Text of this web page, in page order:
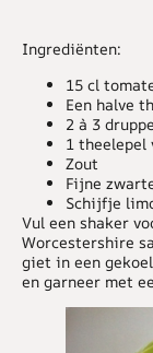
Ingrediënten:
15 cl
Een halve
2 à 3
1 theelepel
Zout
Fijne
Schijfje
Vul een shaker
Worcestershire
giet in een
en garneer met